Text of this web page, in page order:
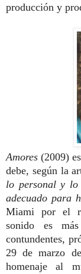
producción y
Amores (2009)
debe, según la
lo personal y lo
adecuado para
Miami por el
sonido es
contundentes,
29 de marzo
homenaje al